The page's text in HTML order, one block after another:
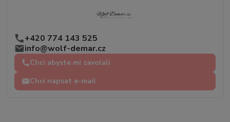
+420 774 143 525
info@wolf-demar.cz
Chci abyste mi zavolali
Chci napsat e-mail